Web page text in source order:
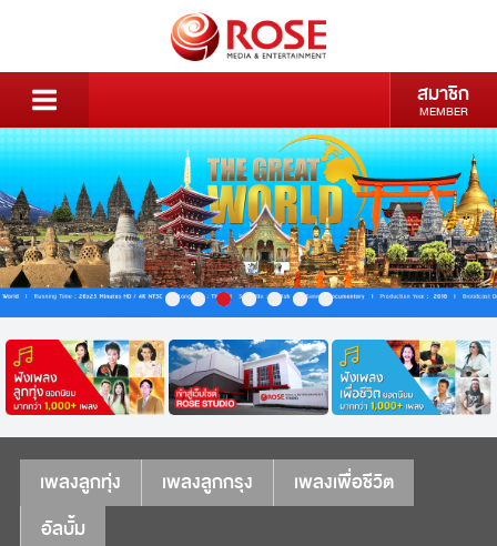
สมาชิก
MEMBER
เพลงลูกทุ่ง เพลงลูกกรุง
เพลงเพื่อชีวิต
อัลบั้ม